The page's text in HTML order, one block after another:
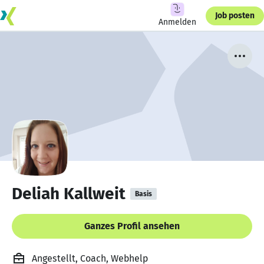
Anmelden
Job posten
Deliah Kallweit Basis
Ganzes Profil ansehen
Angestellt, Coach, Webhelp